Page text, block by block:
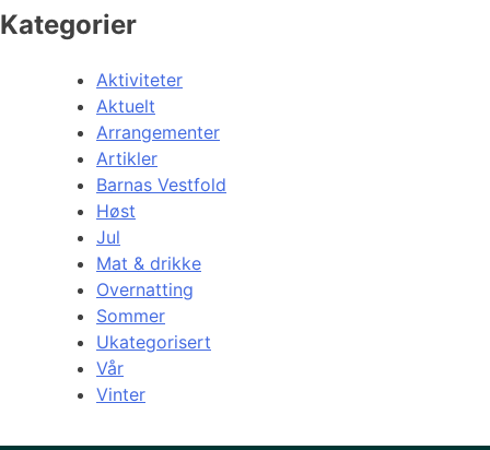
Kategorier
Aktiviteter
Aktuelt
Arrangementer
Artikler
Barnas Vestfold
Høst
Jul
Mat & drikke
Overnatting
Sommer
Ukategorisert
Vår
Vinter